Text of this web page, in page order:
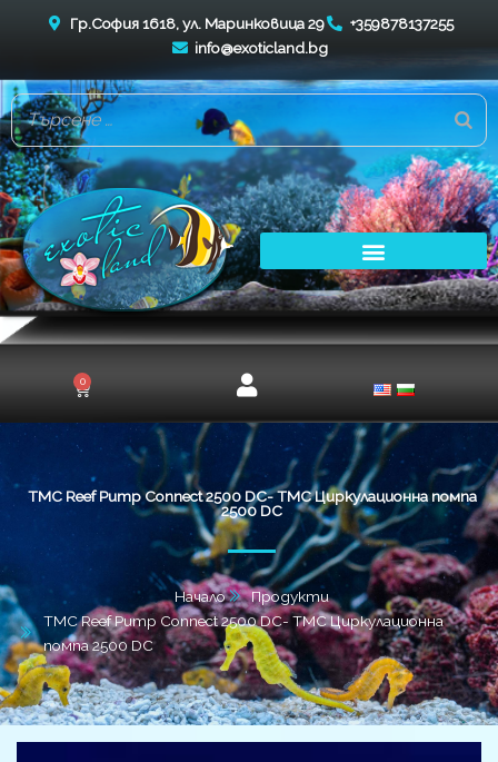
Гр.София 1618, ул. Маринковица 29
+359878137255
info@exoticland.bg
0
Cart
TMC Reef Pump Connect 2500 DC- TMC Циркулационна помпа
2500 DC
Начало
Продукти
TMC Reef Pump Connect 2500 DC- TMC Циркулационна
помпа 2500 DC